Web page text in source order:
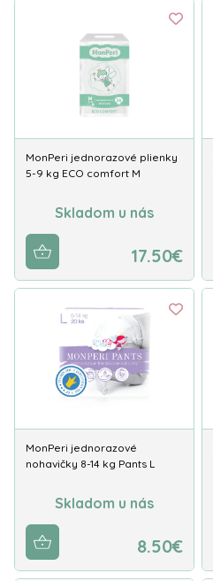
MonPeri jednorazové plienky
5-9 kg ECO comfort M
Skladom u nás
17.50€
MonPeri jednorazové
nohavičky 8-14 kg Pants L
Skladom u nás
8.50€